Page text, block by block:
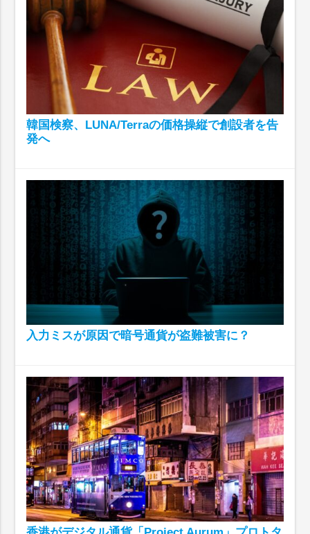
韓国検察、LUNA/Terraの価格操縦で創設者を告
発へ
入力ミスが原因で暗号通貨が盗難被害に？